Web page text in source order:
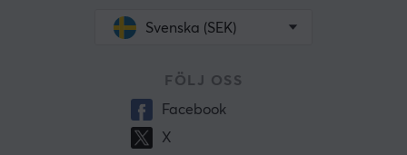
Svenska (SEK)
FÖLJ OSS
Facebook
X